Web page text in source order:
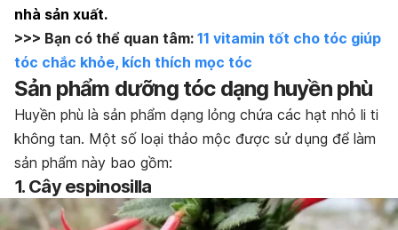
nhà sản xuất.
>>> Bạn có thể quan tâm: 11 vitamin tốt cho tóc giúp
tóc chắc khỏe, kích thích mọc tóc
Sản phẩm dưỡng tóc dạng huyền phù
Huyền phù là sản phẩm dạng lỏng chứa các hạt nhỏ li ti
không tan. Một số loại thảo mộc được sử dụng để làm
sản phẩm này bao gồm:
1. Cây espinosilla